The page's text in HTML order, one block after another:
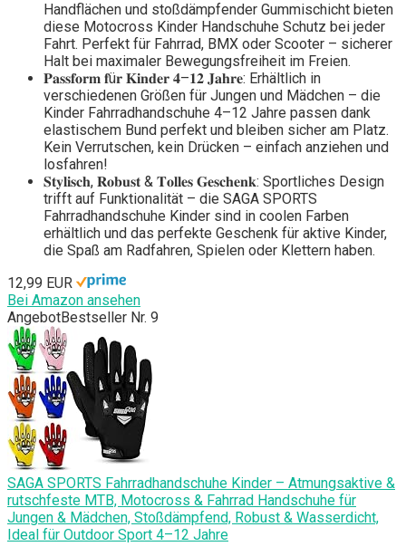
Handflächen und stoßdämpfender Gummischicht bieten
diese Motocross Kinder Handschuhe Schutz bei jeder
Fahrt. Perfekt für Fahrrad, BMX oder Scooter – sicherer
Halt bei maximaler Bewegungsfreiheit im Freien.
𝐏𝐚𝐬𝐬𝐟𝐨𝐫𝐦 𝐟ü𝐫 𝐊𝐢𝐧𝐝𝐞𝐫 𝟒–𝟏𝟐 𝐉𝐚𝐡𝐫𝐞: Erhältlich in
verschiedenen Größen für Jungen und Mädchen – die
Kinder Fahrradhandschuhe 4–12 Jahre passen dank
elastischem Bund perfekt und bleiben sicher am Platz.
Kein Verrutschen, kein Drücken – einfach anziehen und
losfahren!
𝐒𝐭𝐲𝐥𝐢𝐬𝐜𝐡, 𝐑𝐨𝐛𝐮𝐬𝐭 & 𝐓𝐨𝐥𝐥𝐞𝐬 𝐆𝐞𝐬𝐜𝐡𝐞𝐧𝐤: Sportliches Design
trifft auf Funktionalität – die SAGA SPORTS
Fahrradhandschuhe Kinder sind in coolen Farben
erhältlich und das perfekte Geschenk für aktive Kinder,
die Spaß am Radfahren, Spielen oder Klettern haben.
12,99 EUR
Bei Amazon ansehen
AngebotBestseller Nr. 9
SAGA SPORTS Fahrradhandschuhe Kinder – Atmungsaktive &
rutschfeste MTB, Motocross & Fahrrad Handschuhe für
Jungen & Mädchen, Stoßdämpfend, Robust & Wasserdicht,
Ideal für Outdoor Sport 4–12 Jahre